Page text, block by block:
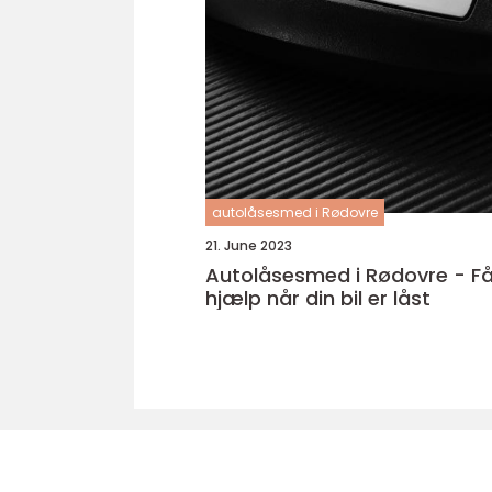
autolåsesmed i Rødovre
21. June 2023
Autolåsesmed i Rødovre -
hjælp når din bil er låst